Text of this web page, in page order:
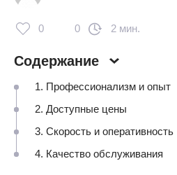
0 0 2 мин.
Содержание
1. Профессионализм и опыт
2. Доступные цены
3. Скорость и оперативность
4. Качество обслуживания